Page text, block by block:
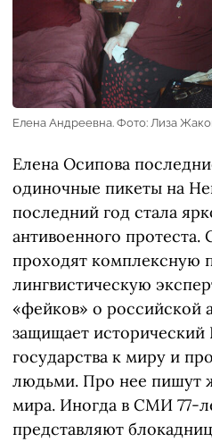
Елена Андреевна. Фото: Лиза
Елена Осипова
одиночные пикеты на
последний год стала
антивоенного протеста.
проходят комплексную
лингвистическую
«фейков» о российской
защищает исторический
государства к миру и
людьми. Про нее пишут
мира. Иногда в СМИ 77-
представляют